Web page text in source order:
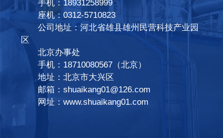
手机：18931258999
座机：0312-5710823
公司地址：河北省雄县雄州民营科技产业园
区
北京办事处
手机：18710080567（北京）
地址：北京市大兴区
邮箱：shuaikang01@126.com
网址：www.shuaikang01.com